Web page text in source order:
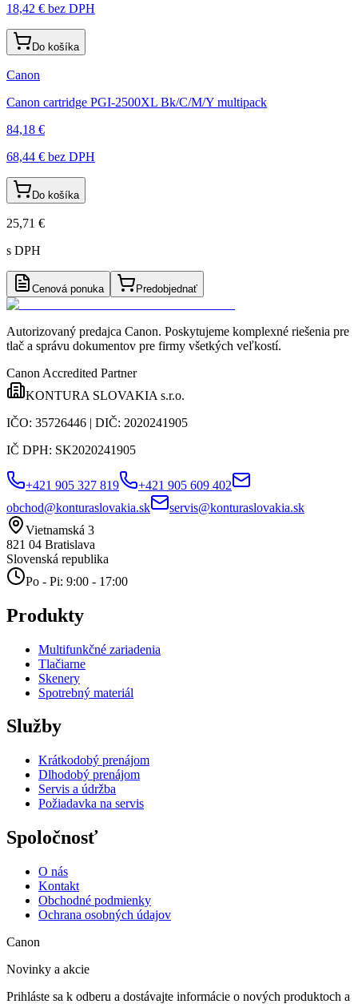
18,42 € bez DPH
Do košíka
Canon
Canon cartridge PGI-2500XL Bk/C/M/Y multipack
84,18 €
68,44 € bez DPH
Do košíka
25,71 €
s DPH
Cenová ponuka Predobjednať
Autorizovaný predajca Canon. Poskytujeme komplexné riešenia pre
tlač a správu dokumentov pre firmy všetkých veľkostí.
Canon Accredited Partner
KONTURA SLOVAKIA s.r.o.
IČO: 35726446 | DIČ: 2020241905
IČ DPH: SK2020241905
+421 905 327 819
+421 905 609 402
obchod@konturaslovakia.sk
servis@konturaslovakia.sk
Vietnamská 3
821 04 Bratislava
Slovenská republika
Po - Pi: 9:00 - 17:00
Produkty
Multifunkčné zariadenia
Tlačiarne
Skenery
Spotrebný materiál
Služby
Krátkodobý prenájom
Dlhodobý prenájom
Servis a údržba
Požiadavka na servis
Spoločnosť
O nás
Kontakt
Obchodné podmienky
Ochrana osobných údajov
Canon
Novinky a akcie
Prihláste sa k odberu a dostávajte informácie o nových produktoch a